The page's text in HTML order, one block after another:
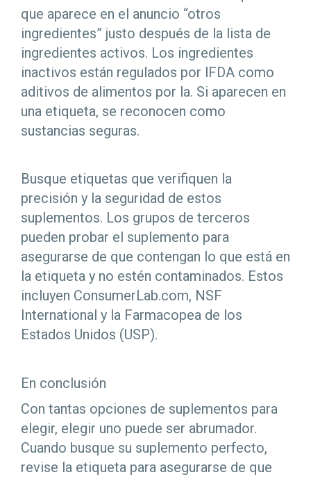
que aparece en el anuncio “otros
ingredientes” justo después de la lista de
ingredientes activos. Los ingredientes
inactivos están regulados por lFDA como
aditivos de alimentos por la. Si aparecen en
una etiqueta, se reconocen como
sustancias seguras.
Busque etiquetas que verifiquen la
precisión y la seguridad de estos
suplementos. Los grupos de terceros
pueden probar el suplemento para
asegurarse de que contengan lo que está en
la etiqueta y no estén contaminados. Estos
incluyen ConsumerLab.com, NSF
International y la Farmacopea de los
Estados Unidos (USP).
En conclusión
Con tantas opciones de suplementos para
elegir, elegir uno puede ser abrumador.
Cuando busque su suplemento perfecto,
revise la etiqueta para asegurarse de que